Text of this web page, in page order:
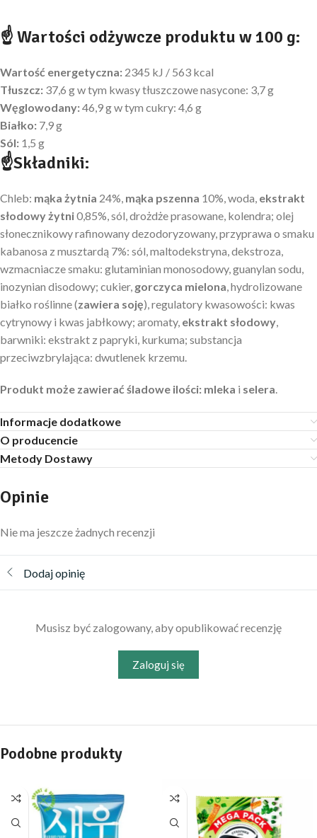
☝ Wartości odżywcze produktu w 100 g:
Wartość energetyczna: 2345 kJ / 563 kcal
Tłuszcz: 37,6 g w tym kwasy tłuszczowe nasycone: 3,7 g
Węglowodany:46,9 g w tym cukry: 4,6 g
Białko: 7,9 g
Sól: 1,5 g
☝Składniki:
Chleb: mąka żytnia 24%, mąka pszenna 10%, woda, ekstrakt
słodowy żytni0,85%, sól, drożdże prasowane, kolendra; olej
słonecznikowy rafinowany dezodoryzowany, przyprawa o smaku
kabanosa z musztardą 7%: sól, maltodekstryna, dekstroza,
wzmacniacze smaku: glutaminian monosodowy, guanylan sodu,
inozynian disodowy; cukier, gorczyca mielona, hydrolizowane
białko roślinne (zawiera soję), regulatory kwasowości: kwas
cytrynowy i kwas jabłkowy; aromaty, ekstrakt słodowy,
barwniki: ekstrakt z papryki, kurkuma; substancja
przeciwzbrylająca: dwutlenek krzemu.
Produkt może zawierać śladowe ilości: mleka i selera.
Informacje dodatkowe
O producencie
Metody Dostawy
Opinie
Nie ma jeszcze żadnych recenzji
Dodaj opinię
Musisz być zalogowany, aby opublikować recenzję
Zaloguj się
Podobne produkty